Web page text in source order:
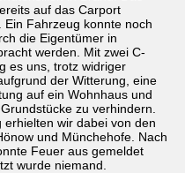
auf das Carport
Ein Fahrzeug konnte noch
die Eigentümer in
werden. Mit zwei C-
es uns, trotz widriger
der Witterung, eine
auf ein Wohnhaus und
zu verhindern.
erhielten wir dabei von den
und Münchehofe. Nach
Feuer aus gemeldet
wurde niemand.